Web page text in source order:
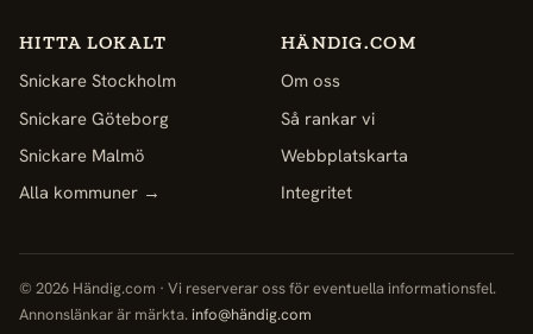
HITTA LOKALT
Snickare Stockholm
Snickare Göteborg
Snickare Malmö
Alla kommuner →
HÄNDIG.COM
Om oss
Så rankar vi
Webbplatskarta
Integritet
© 2026 Händig.com · Vi reserverar oss för eventuella informationsfel.
Annonslänkar är märkta.info@händig.com